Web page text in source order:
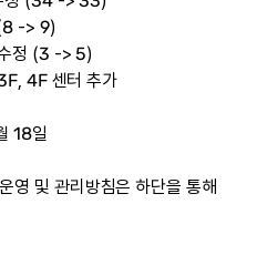
-> 9)
정 (3 -> 5)
4F 센터 추가
18일
및 관리방침은 하단을 통해